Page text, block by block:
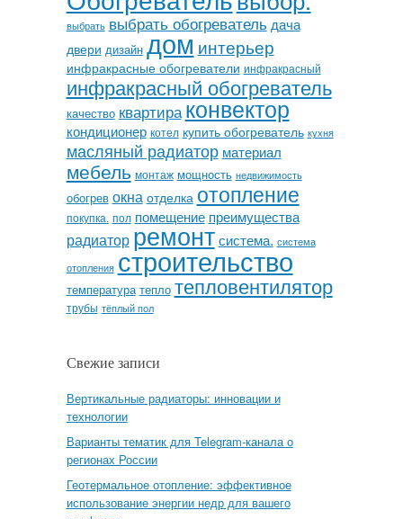
выбрать выбрать обогреватель дача
двери дизайн дом интерьер
инфракрасные обогреватели инфракрасный
инфракрасный обогреватель
качество квартираконвектор
кондиционер котел купить обогреватель кухня
масляный радиатор материал
мебель монтаж мощность недвижимость
обогрев окна отделка отопление
покупка. пол помещение преимущества
радиатор ремонт система. система
отопления строительство
температура тепло тепловентилятор
трубы тёплый пол
Свежие записи
Вертикальные радиаторы: инновации и
технологии
Варианты тематик для Telegram-канала о
регионах России
Геотермальное отопление: эффективное
использование энергии недр для вашего